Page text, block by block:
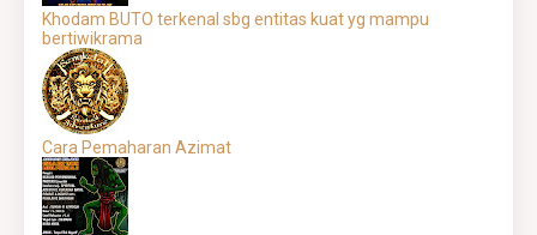
Khodam BUTO terkenal sbg entitas kuat yg mampu
bertiwikrama
Cara Pemaharan Azimat